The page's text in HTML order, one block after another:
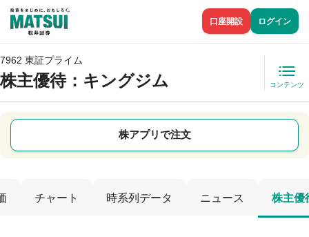
口座開設 ログイン
7962 東証プライム
株主優待：キングジム コンテンツ
株アプリで注文
チャート 時系列データ ニュース 株主優